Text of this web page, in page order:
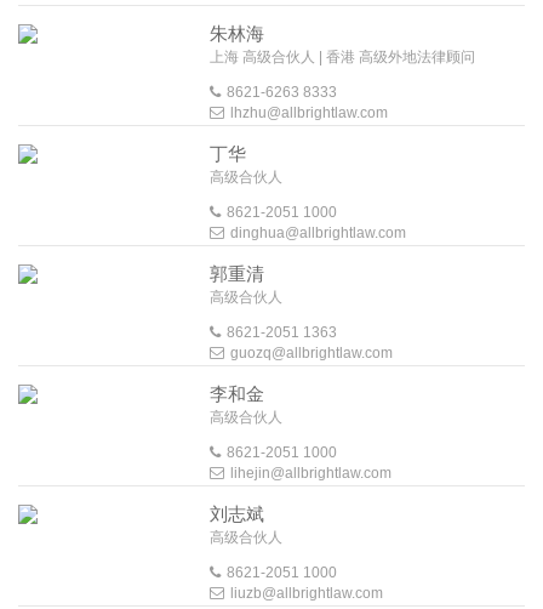
朱林海
上海 高级合伙人 | 香港 高级外地法律顾问
8621-6263 8333
lhzhu@allbrightlaw.com
丁华
高级合伙人
8621-2051 1000
dinghua@allbrightlaw.com
郭重清
高级合伙人
8621-2051 1363
guozq@allbrightlaw.com
李和金
高级合伙人
8621-2051 1000
lihejin@allbrightlaw.com
刘志斌
高级合伙人
8621-2051 1000
liuzb@allbrightlaw.com